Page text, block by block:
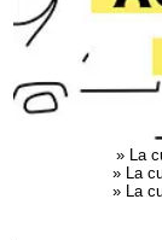
» La
» La
» La